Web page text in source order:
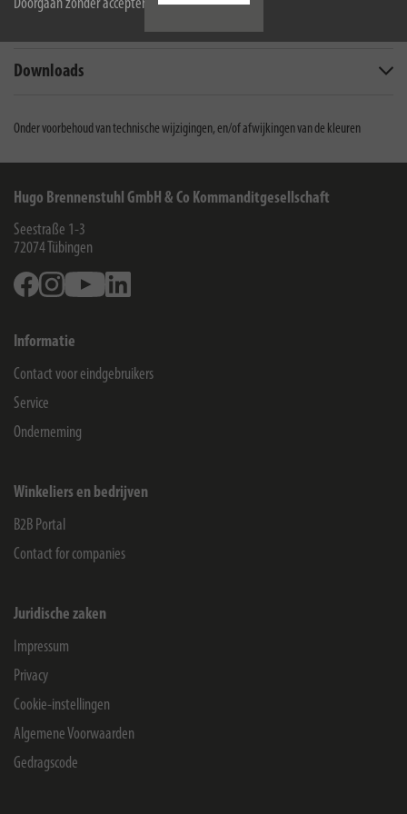
Doorgaan zonder accepteren
Downloads
Onder voorbehoud van technische wijzigingen, en/of afwijkingen van de kleuren
Hugo Brennenstuhl GmbH & Co Kommanditgesellschaft
Seestraße 1-3
72074 Tübingen
FacebookInstagramYoutube
Informatie
Contact voor eindgebruikers
Service
Onderneming
Winkeliers en bedrijven
B2B Portal
Contact for companies
Juridische zaken
Impressum
Privacy
Cookie-instellingen
Algemene Voorwaarden
Gedragscode